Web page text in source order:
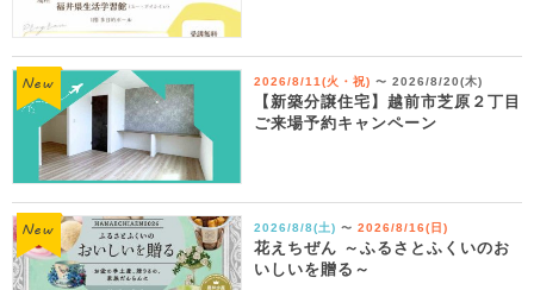
2026/8/11(火・祝) 〜 2026/8/20(木)
【新築分譲住宅】越前市芝原２丁目
ご来場予約キャンペーン
2026/8/8(土) 〜 2026/8/16(日)
花えちぜん ～ふるさとふくいのお
いしいを贈る～